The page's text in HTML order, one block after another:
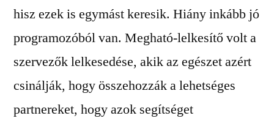
hisz ezek is egymást keresik. Hiány inkább jó
programozóból van. Megható-lelkesítő volt a
szervezők lelkesedése, akik az egészet azért
csinálják, hogy összehozzák a lehetséges
partnereket, hogy azok segítséget